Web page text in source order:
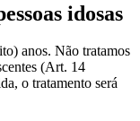
idosas
anos. Não tratamos
(Art. 14
o tratamento será